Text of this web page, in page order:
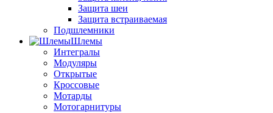
Защита шеи
Защита встраиваемая
Подшлемники
Шлемы
Интегралы
Модуляры
Открытые
Кроссовые
Мотарды
Мотогарнитуры